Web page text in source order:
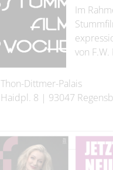
Im
von
Thon-Dittmer-Palais
Haidpl. 8 | 93047